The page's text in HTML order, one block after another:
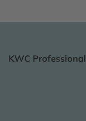
KWC Professional